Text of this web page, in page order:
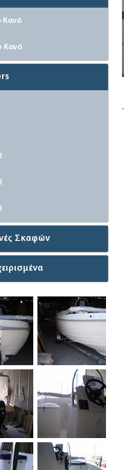
Κανό
Κανό
Σκαφών